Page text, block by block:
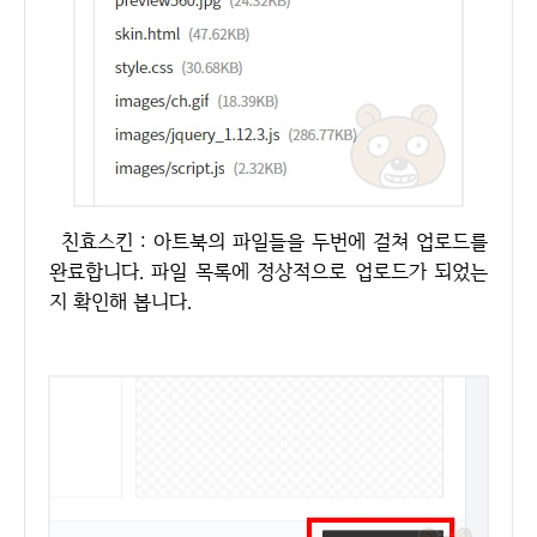
친효스킨 : 아트북의 파일들을 두번에 걸쳐 업로드를
완료합니다. 파일 목록에 정상적으로 업로드가 되었는
지 확인해 봅니다.